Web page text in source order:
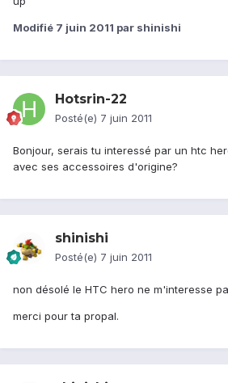
Modifié 7 juin 2011 par shinishi
Hotsrin-22
Posté(e) 7 juin 2011
Bonjour, serais tu interessé par un htc
avec ses accessoires d'origine?
shinishi
Posté(e) 7 juin 2011
non désolé le HTC hero ne m'interesse
merci pour ta propal.